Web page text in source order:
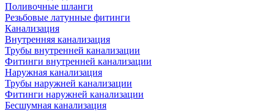
Поливочные шланги
Резьбовые латунные фитинги
Канализация
Внутренняя канализация
Трубы внутренней канализации
Фитинги внутренней канализации
Наружная канализация
Трубы наружней канализации
Фитинги наружней канализации
Бесшумная канализация